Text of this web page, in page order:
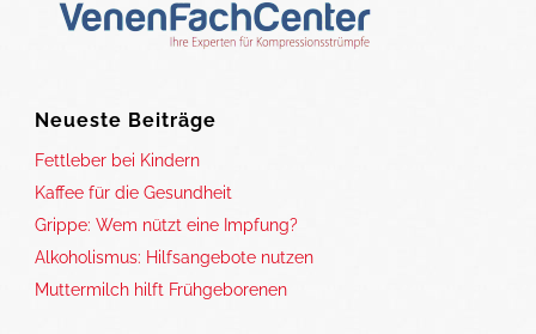
Neueste Beiträge
Fettleber bei Kindern
Kaffee für die Gesundheit
Grippe: Wem nützt eine Impfung?
Alkoholismus: Hilfsangebote nutzen
Muttermilch hilft Frühgeborenen